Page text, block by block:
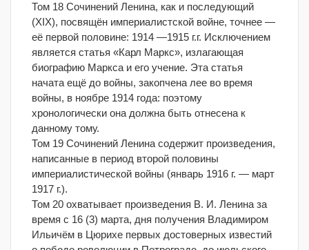
Том 18 Сочинений Ленина, как и последующий
(XIX), посвящён империалистской войне, точнее —
её первой половине: 1914 —1915 г.г. Исключением
является статья «Карл Маркс», излагающая
биографию Маркса и его учение. Эта статья
начата ещё до войны, закопчена лее во время
войны, в ноябре 1914 года: поэтому
хронологически она должна быть отнесена к
данному тому.
Том 19 Сочинений Ленина содержит произведения,
написанные в период второй половины
империалистической войны (январь 1916 г. — март
1917 г.).
Том 20 охватывает произведения В. И. Ленина за
время с 16 (3) марта, дня получения Владимиром
Ильичём в Цюрихе первых достоверных известий